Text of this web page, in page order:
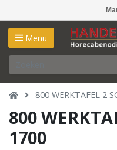
Menu
800 WERKTAFEL 2
800
1700